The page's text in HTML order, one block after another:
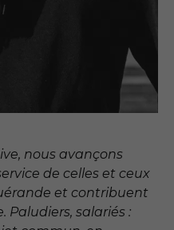
nous avançons
de celles et ceux
et contribuent
Paludiers, salariés :